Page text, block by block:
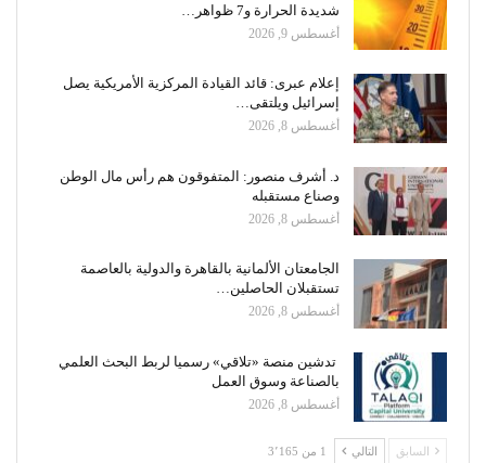
شديدة الحرارة و7 ظواهر…
أغسطس 9, 2026
إعلام عبرى: قائد القيادة المركزية الأمريكية يصل
إسرائيل ويلتقى…
أغسطس 8, 2026
د. أشرف منصور: المتفوقون هم رأس مال الوطن
وصناع مستقبله
أغسطس 8, 2026
الجامعتان الألمانية بالقاهرة والدولية بالعاصمة
تستقبلان الحاصلين…
أغسطس 8, 2026
تدشين منصة «تلاقي» رسميا لربط البحث العلمي
بالصناعة وسوق العمل
أغسطس 8, 2026
السابق التالي 1 من 3٬165